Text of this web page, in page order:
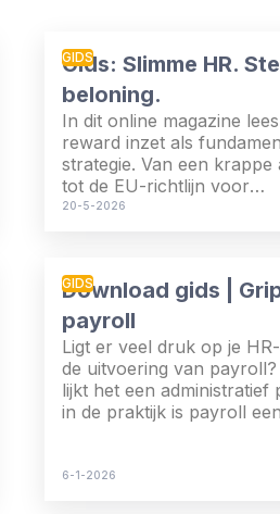
GIDS
Gids: Slimme HR.
beloning.
In dit online magazine
reward inzet als
strategie. Van een krappe
tot de EU-richtlijn voor
loontransparantie: de
20-5-2026
GIDS
Download gids |
payroll
Ligt er veel druk op je
de uitvoering van
lijkt het een administratief
in de praktijk is payroll
specialistische kennis, tijd
6-1-2026